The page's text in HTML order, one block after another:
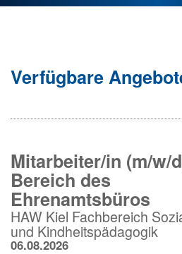
Verfügbare
Mitarbeiter/in (m/w/
Bereich des
Ehrenamtsbüros
HAW Kiel Fachbereich
und Kindheitspädagogik
06.08.2026